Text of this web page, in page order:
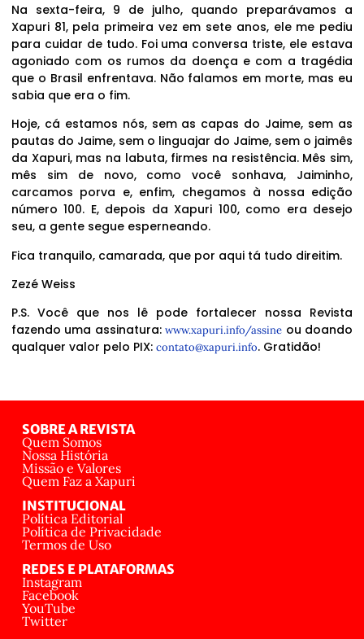
Na sexta-feira, 9 de julho, quando preparávamos a
Xapuri 81, pela primeira vez em sete anos, ele me pediu
para cuidar de tudo. Foi uma conversa triste, ele estava
agoniado com os rumos da doença e com a tragédia
que o Brasil enfrentava. Não falamos em morte, mas eu
sabia que era o fim.
Hoje, cá estamos nós, sem as capas do Jaime, sem as
pautas do Jaime, sem o linguajar do Jaime, sem o jaimês
da Xapuri, mas na labuta, firmes na resistência. Mês sim,
mês sim de novo, como você sonhava, Jaiminho,
carcamos porva e, enfim, chegamos à nossa edição
número 100. E, depois da Xapuri 100, como era desejo
seu, a gente segue esperneando.
Fica tranquilo, camarada, que por aqui tá tudo direitim.
Zezé Weiss
P.S. Você que nos lê pode fortalecer nossa Revista
fazendo uma assinatura:www.xapuri.info/assine ou doando
qualquer valor pelo PIX: contato@xapuri.info. Gratidão!
SOBRE A REVISTA
Quem Somos
Nossa História
Missão e Valores
Quem Faz a Xapuri
INSTITUCIONAL
Política Editorial
Política de Privacidade
Termos de Uso
REDES E PLATAFORMAS
Instagram
Facebook
YouTube
Twitter